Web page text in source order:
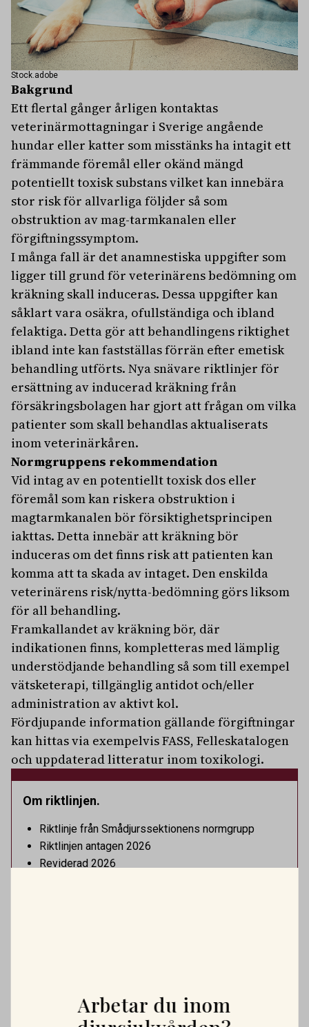
Stock.adobe
Bakgrund
Ett flertal gånger årligen kontaktas
veterinärmottagningar i Sverige angående
hundar eller katter som misstänks ha intagit ett
främmande föremål eller okänd mängd
potentiellt toxisk substans vilket kan innebära
stor risk för allvarliga följder så som
obstruktion av mag-tarmkanalen eller
förgiftningssymptom.
I många fall är det anamnestiska uppgifter som
ligger till grund för veterinärens bedömning om
kräkning skall induceras. Dessa uppgifter kan
såklart vara osäkra, ofullständiga och ibland
felaktiga. Detta gör att behandlingens riktighet
ibland inte kan fastställas förrän efter emetisk
behandling utförts. Nya snävare riktlinjer för
ersättning av inducerad kräkning från
försäkringsbolagen har gjort att frågan om vilka
patienter som skall behandlas aktualiserats
inom veterinärkåren.
Normgruppens rekommendation
Vid intag av en potentiellt toxisk dos eller
föremål som kan riskera obstruktion i
magtarmkanalen bör försiktighetsprincipen
iakttas. Detta innebär att kräkning bör
induceras om det finns risk att patienten kan
komma att ta skada av intaget. Den enskilda
veterinärens risk/nytta-bedömning görs liksom
för all behandling.
Framkallandet av kräkning bör, där
indikationen finns, kompletteras med lämplig
understödjande behandling så som till exempel
vätsketerapi, tillgänglig antidot och/eller
administration av aktivt kol.
Fördjupande information gällande förgiftningar
kan hittas via exempelvis FASS, Felleskatalogen
och uppdaterad litteratur inom toxikologi.
Om riktlinjen.
Riktlinje från Smådjurssektionens normgrupp
Riktlinjen antagen 2026
Reviderad 2026
Vi söker två specialistveterinärer!
Vi befinner oss i en mycket spännande fas. Rembackens
Arbetar du inom